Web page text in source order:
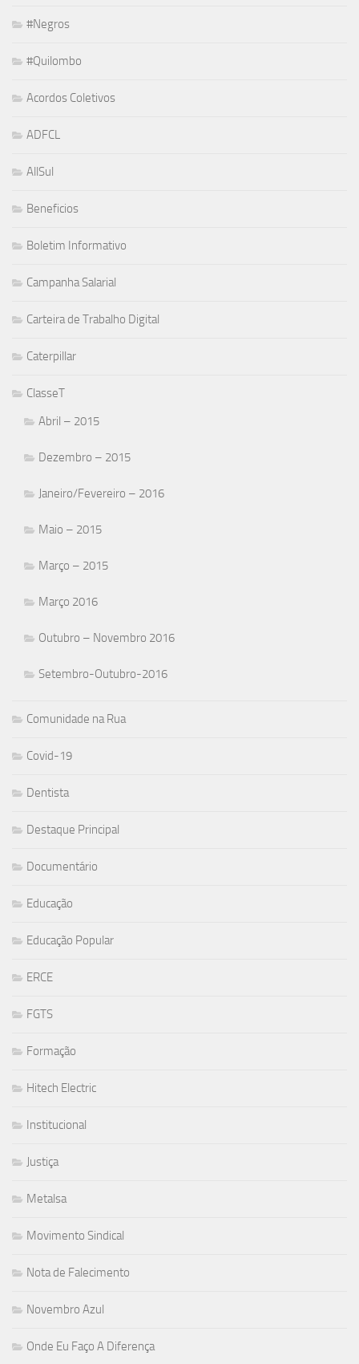
#Negros
#Quilombo
Acordos Coletivos
ADFCL
AllSul
Beneficios
Boletim Informativo
Campanha Salarial
Carteira de Trabalho Digital
Caterpillar
ClasseT
Abril – 2015
Dezembro – 2015
Janeiro/Fevereiro – 2016
Maio – 2015
Março – 2015
Março 2016
Outubro – Novembro 2016
Setembro-Outubro-2016
Comunidade na Rua
Covid-19
Dentista
Destaque Principal
Documentário
Educação
Educação Popular
ERCE
FGTS
Formação
Hitech Electric
Institucional
Justiça
Metalsa
Movimento Sindical
Nota de Falecimento
Novembro Azul
Onde Eu Faço A Diferença